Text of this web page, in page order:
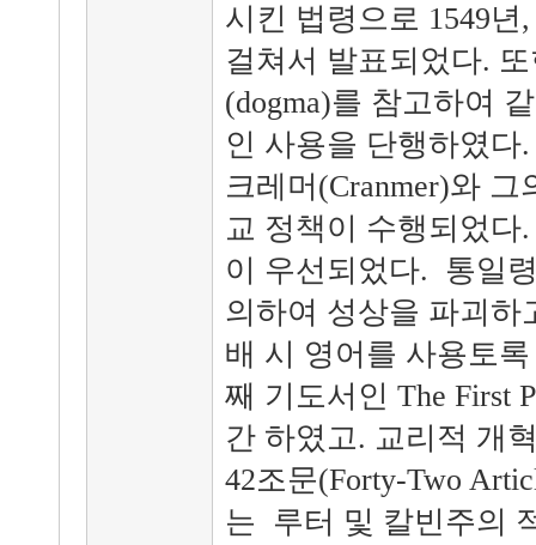
시킨 법령으로 1549년
걸쳐서 발표되었다.
(dogma)를 참고하여
인 사용을 단행하였다.
크레머(Cranmer)와
교 정책이 수행되었
이 우선되었다. 통일
의하여 성상을 파괴하
배 시 영어를 사용토
째 기도서인 The First
간 하였고. 교리적 개
42조문(Forty-Two
는 루터 및 칼빈주의